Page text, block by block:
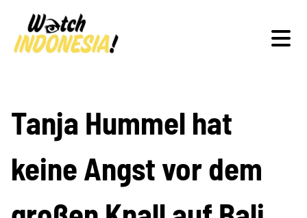
Schwerpunkte
Veranstaltungen
Tanja Hummel hat
keine Angst vor dem